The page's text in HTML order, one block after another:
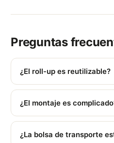
Preguntas
¿El roll-up es reutilizable?
Sí, la estructura se conserva
¿El montaje es
No, se despliega en menos
herramientas.
¿La bolsa de transporte